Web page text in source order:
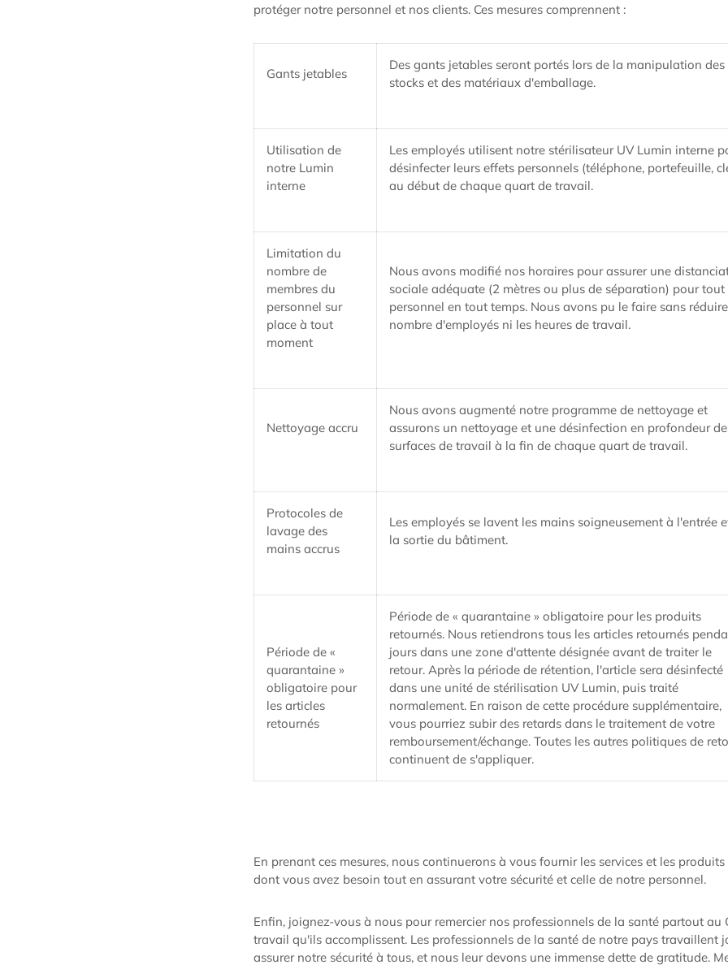
protéger notre personnel et nos clients. Ces mesures comprennent :
Gants jetables
Des gants jetables seront portés lors de la manipulation des
stocks et des matériaux d'emballage.
Utilisation de
notre Lumin
interne
Les employés utilisent notre stérilisateur UV Lumin interne
désinfecter leurs effets personnels (téléphone, portefeuille,
au début de chaque quart de travail.
Limitation du
nombre de
membres du
personnel sur
place à tout
moment
Nous avons modifié nos horaires pour assurer une
sociale adéquate (2 mètres ou plus de séparation) pour tout
personnel en tout temps. Nous avons pu le faire sans
nombre d'employés ni les heures de travail.
Nettoyage accru
Nous avons augmenté notre programme de nettoyage et
assurons un nettoyage et une désinfection en profondeur
surfaces de travail à la fin de chaque quart de travail.
Protocoles de
lavage des
mains accrus
Les employés se lavent les mains soigneusement à l'entrée
la sortie du bâtiment.
Période de «
quarantaine »
obligatoire pour
les articles
retournés
Période de « quarantaine » obligatoire pour les produits
retournés. Nous retiendrons tous les articles retournés
jours dans une zone d'attente désignée avant de traiter le
retour. Après la période de rétention, l'article sera désinfecté
dans une unité de stérilisation UV Lumin, puis traité
normalement. En raison de cette procédure supplémentaire,
vous pourriez subir des retards dans le traitement de votre
remboursement/échange. Toutes les autres politiques de
continuent de s'appliquer.
En prenant ces mesures, nous continuerons à vous fournir les services et les
dont vous avez besoin tout en assurant votre sécurité et celle de notre personnel.
Enfin, joignez-vous à nous pour remercier nos professionnels de la santé partout au
travail qu'ils accomplissent. Les professionnels de la santé de notre pays travaillent
assurer notre sécurité à tous, et nous leur devons une immense dette de gratitude.